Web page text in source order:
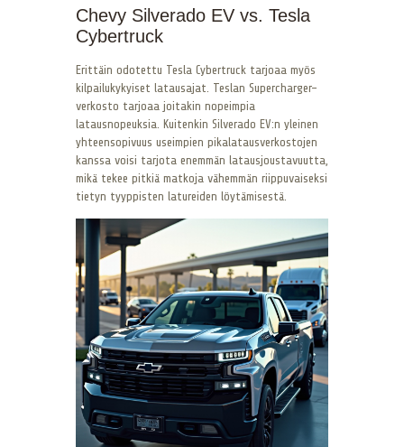
Chevy Silverado EV vs. Tesla
Cybertruck
Erittäin odotettu Tesla Cybertruck tarjoaa myös
kilpailukykyiset latausajat. Teslan Supercharger-
verkosto tarjoaa joitakin nopeimpia
latausnopeuksia. Kuitenkin Silverado EV:n yleinen
yhteensopivuus useimpien pikalatausverkostojen
kanssa voisi tarjota enemmän latausjoustavuutta,
mikä tekee pitkiä matkoja vähemmän riippuvaiseksi
tietyn tyyppisten latureiden löytämisestä.